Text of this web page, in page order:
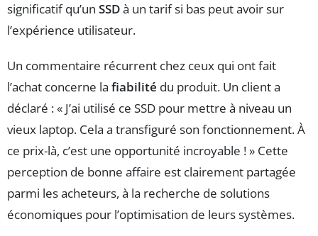
significatif qu’un SSDà un tarif si bas peut avoir sur
l’expérience utilisateur.
Un commentaire récurrent chez ceux qui ont fait
l’achat concerne la fiabilité du produit. Un client a
déclaré : « J’ai utilisé ce SSD pour mettre à niveau un
vieux laptop. Cela a transfiguré son fonctionnement. À
ce prix-là, c’est une opportunité incroyable ! » Cette
perception de bonne affaire est clairement partagée
parmi les acheteurs, à la recherche de solutions
économiques pour l’optimisation de leurs systèmes.